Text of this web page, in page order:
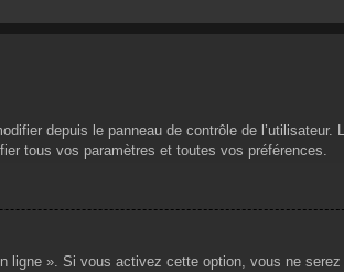
depuis le panneau de contrôle de l’utilisateur.
tous vos paramètres et toutes vos préférences.
ligne ». Si vous activez cette option, vous ne